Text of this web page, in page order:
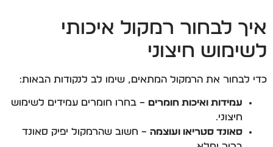
איך לבחור רמקול איכותי
לשימוש חיצוני
כדי לבחור את הרמקול המתאים, שימו לב לנקודות הבאות:
עמידות ואיכות חומרים – בחרו חומרים עמידים לשימוש
חיצוני.
סאונד סטריאו ועוצמה – חשוב שהרמקול יפיק סאונד